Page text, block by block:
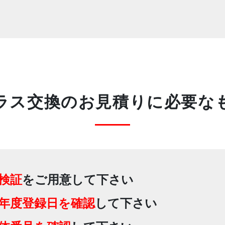
ス交換のお見積りに必要な
証をご用意して下さい
度登録日を確認して下さい